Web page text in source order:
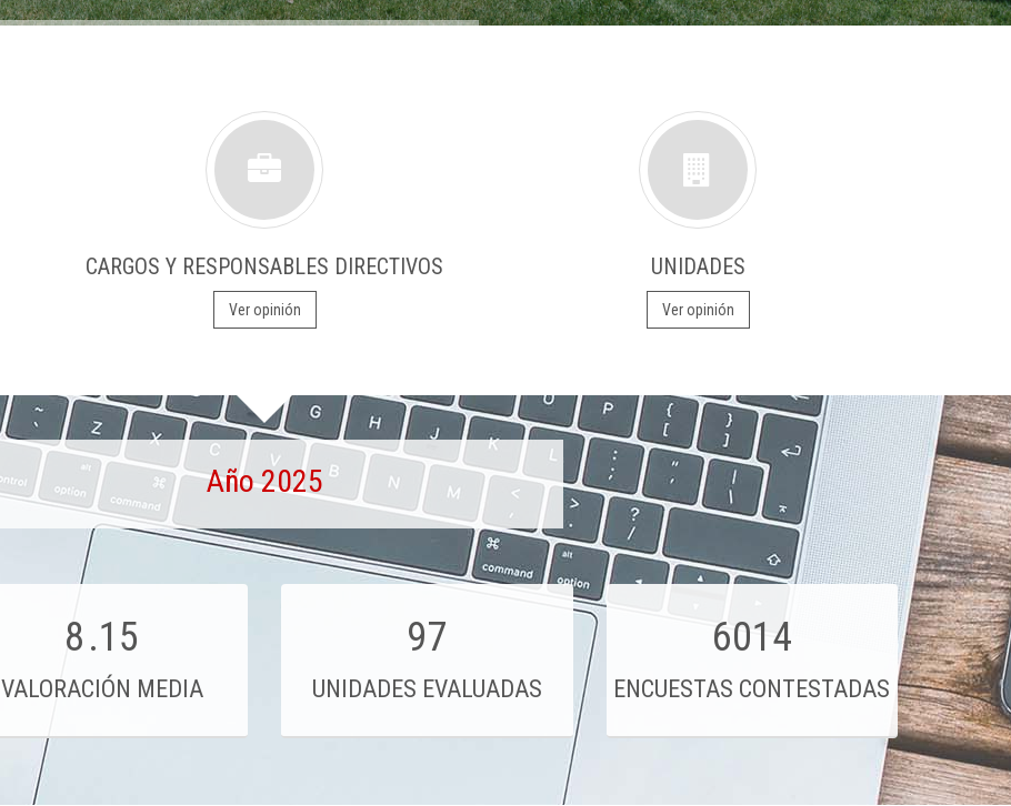
CARGOS Y RESPONSABLES DIRECTIVOS
Ver opinión
UNIDADES
Ver opinión
Año 2025
8.15
VALORACIÓN MEDIA
97
UNIDADES EVALUADAS
6014
ENCUESTAS CONTESTADAS